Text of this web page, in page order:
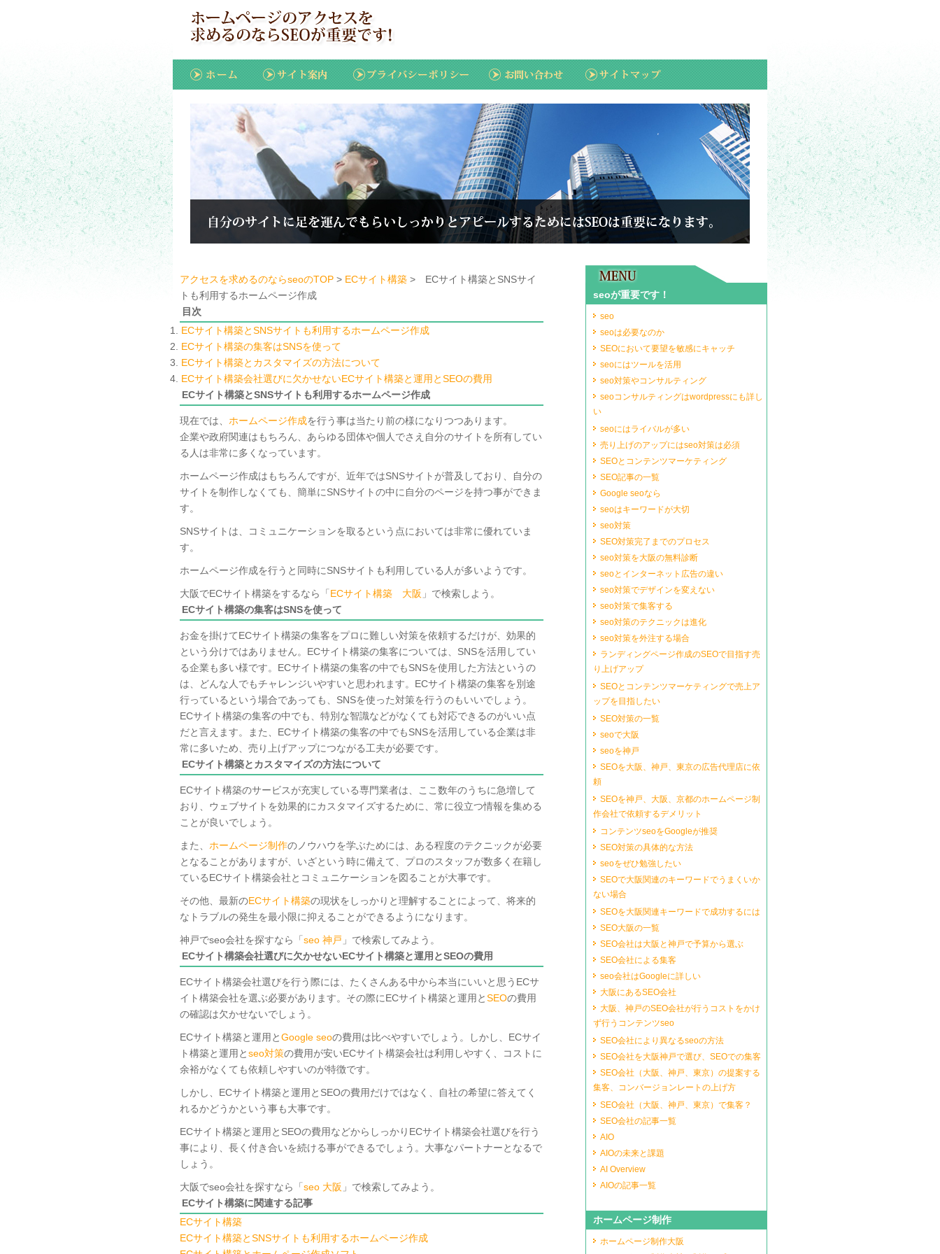
アクセスを求めるのならseoのTOP > ECサイト構築 > ECサイト構築とSNSサイ
トも利用するホームページ作成
目次
ECサイト構築とSNSサイトも利用するホームページ作成
ECサイト構築の集客はSNSを使って
ECサイト構築とカスタマイズの方法について
ECサイト構築会社選びに欠かせないECサイト構築と運用とSEOの費用
ECサイト構築とSNSサイトも利用するホームページ作成
現在では、 ホームページ作成を行う事は当たり前の様になりつつあります。
企業や政府関連はもちろん、あらゆる団体や個人でさえ自分のサイトを所有してい
る人は非常に多くなっています。
ホームページ作成はもちろんですが、近年ではSNSサイトが普及しており、自分の
サイトを制作しなくても、簡単にSNSサイトの中に自分のページを持つ事ができま
す。
SNSサイトは、コミュニケーションを取るという点においては非常に優れていま
す。
ホームページ作成を行うと同時にSNSサイトも利用している人が多いようです。
大阪でECサイト構築をするなら「 ECサイト構築 大阪 」で検索しよう。
ECサイト構築の集客はSNSを使って
お金を掛けてECサイト構築の集客をプロに難しい対策を依頼するだけが、効果的
という分けではありません。ECサイト構築の集客については、SNSを活用してい
る企業も多い様です。ECサイト構築の集客の中でもSNSを使用した方法というの
は、どんな人でもチャレンジいやすいと思われます。ECサイト構築の集客を別途
行っているという場合であっても、SNSを使った対策を行うのもいいでしょう。
ECサイト構築の集客の中でも、特別な智識などがなくても対応できるのがいい点
だと言えます。また、ECサイト構築の集客の中でもSNSを活用している企業は非
常に多いため、売り上げアップにつながる工夫が必要です。
ECサイト構築とカスタマイズの方法について
ECサイト構築のサービスが充実している専門業者は、ここ数年のうちに急増して
おり、ウェブサイトを効果的にカスタマイズするために、常に役立つ情報を集める
ことが良いでしょう。
また、 ホームページ制作のノウハウを学ぶためには、ある程度のテクニックが必要
となることがありますが、いざという時に備えて、プロのスタッフが数多く在籍し
ているECサイト構築会社とコミュニケーションを図ることが大事です。
その他、最新のECサイト構築の現状をしっかりと理解することによって、将来的
なトラブルの発生を最小限に抑えることができるようになります。
神戸でseo会社を探すなら「 seo 神戸 」で検索してみよう。
ECサイト構築会社選びに欠かせないECサイト構築と運用とSEOの費用
ECサイト構築会社選びを行う際には、たくさんある中から本当にいいと思うECサ
イト構築会社を選ぶ必要があります。その際にECサイト構築と運用とSEOの費用
の確認は欠かせないでしょう。
ECサイト構築と運用とGoogle seoの費用は比べやすいでしょう。しかし、ECサイ
ト構築と運用とseo対策の費用が安いECサイト構築会社は利用しやすく、コストに
余裕がなくても依頼しやすいのが特徴です。
しかし、ECサイト構築と運用とSEOの費用だけではなく、自社の希望に答えてく
れるかどうかという事も大事です。
ECサイト構築と運用とSEOの費用などからしっかりECサイト構築会社選びを行う
事により、長く付き合いを続ける事ができるでしょう。大事なパートナーとなるで
しょう。
大阪でseo会社を探すなら「 seo 大阪 」で検索してみよう。
ECサイト構築に関連する記事
ECサイト構築
ECサイト構築とSNSサイトも利用するホームページ作成
seoが重要です！
seo
seoは必要なのか
SEOにおいて要望を敏感にキャッチ
seoにはツールを活用
seo対策やコンサルティング
seoコンサルティングはwordpressにも詳し
い
seoにはライバルが多い
売り上げのアップにはseo対策は必須
SEOとコンテンツマーケティング
SEO記事の一覧
Google seoなら
seoはキーワードが大切
seo対策
SEO対策完了までのプロセス
seo対策を大阪の無料診断
seoとインターネット広告の違い
seo対策でデザインを変えない
seo対策で集客する
seo対策のテクニックは進化
seo対策を外注する場合
ランディングページ作成のSEOで目指す売
り上げアップ
SEOとコンテンツマーケティングで売上ア
ップを目指したい
SEO対策の一覧
seoで大阪
seoを神戸
SEOを大阪、神戸、東京の広告代理店に依
頼
SEOを神戸、大阪、京都のホームページ制
作会社で依頼するデメリット
コンテンツseoをGoogleが推奨
SEO対策の具体的な方法
seoをぜひ勉強したい
SEOで大阪関連のキーワードでうまくいか
ない場合
SEOを大阪関連キーワードで成功するには
SEO大阪の一覧
SEO会社は大阪と神戸で予算から選ぶ
SEO会社による集客
seo会社はGoogleに詳しい
大阪にあるSEO会社
大阪、神戸のSEO会社が行うコストをかけ
ず行うコンテンツseo
SEO会社により異なるseoの方法
SEO会社を大阪神戸で選び、SEOでの集客
SEO会社（大阪、神戸、東京）の提案する
集客、コンバージョンレートの上げ方
SEO会社（大阪、神戸、東京）で集客？
SEO会社の記事一覧
AIO
AIOの未来と課題
AI Overview
AIOの記事一覧
ホームページ制作
ホームページ制作大阪